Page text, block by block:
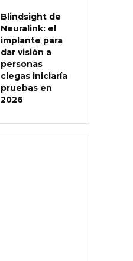
Blindsight de
Neuralink: el
implante para
dar visión a
personas
ciegas iniciaría
pruebas en
2026